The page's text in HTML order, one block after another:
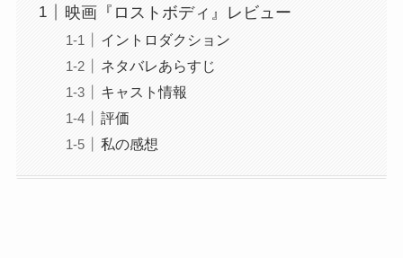
映画『ロストボディ』レビュー
イントロダクション
ネタバレあらすじ
キャスト情報
評価
私の感想